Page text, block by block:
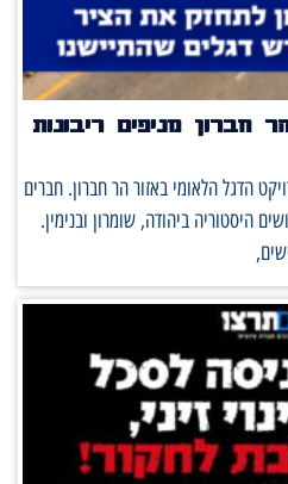
חברון מניפים ריבונות
הדגל הלאומי באזור הר חברון. חברים
היסטוריה ביהודה, שומרון ובנימין.